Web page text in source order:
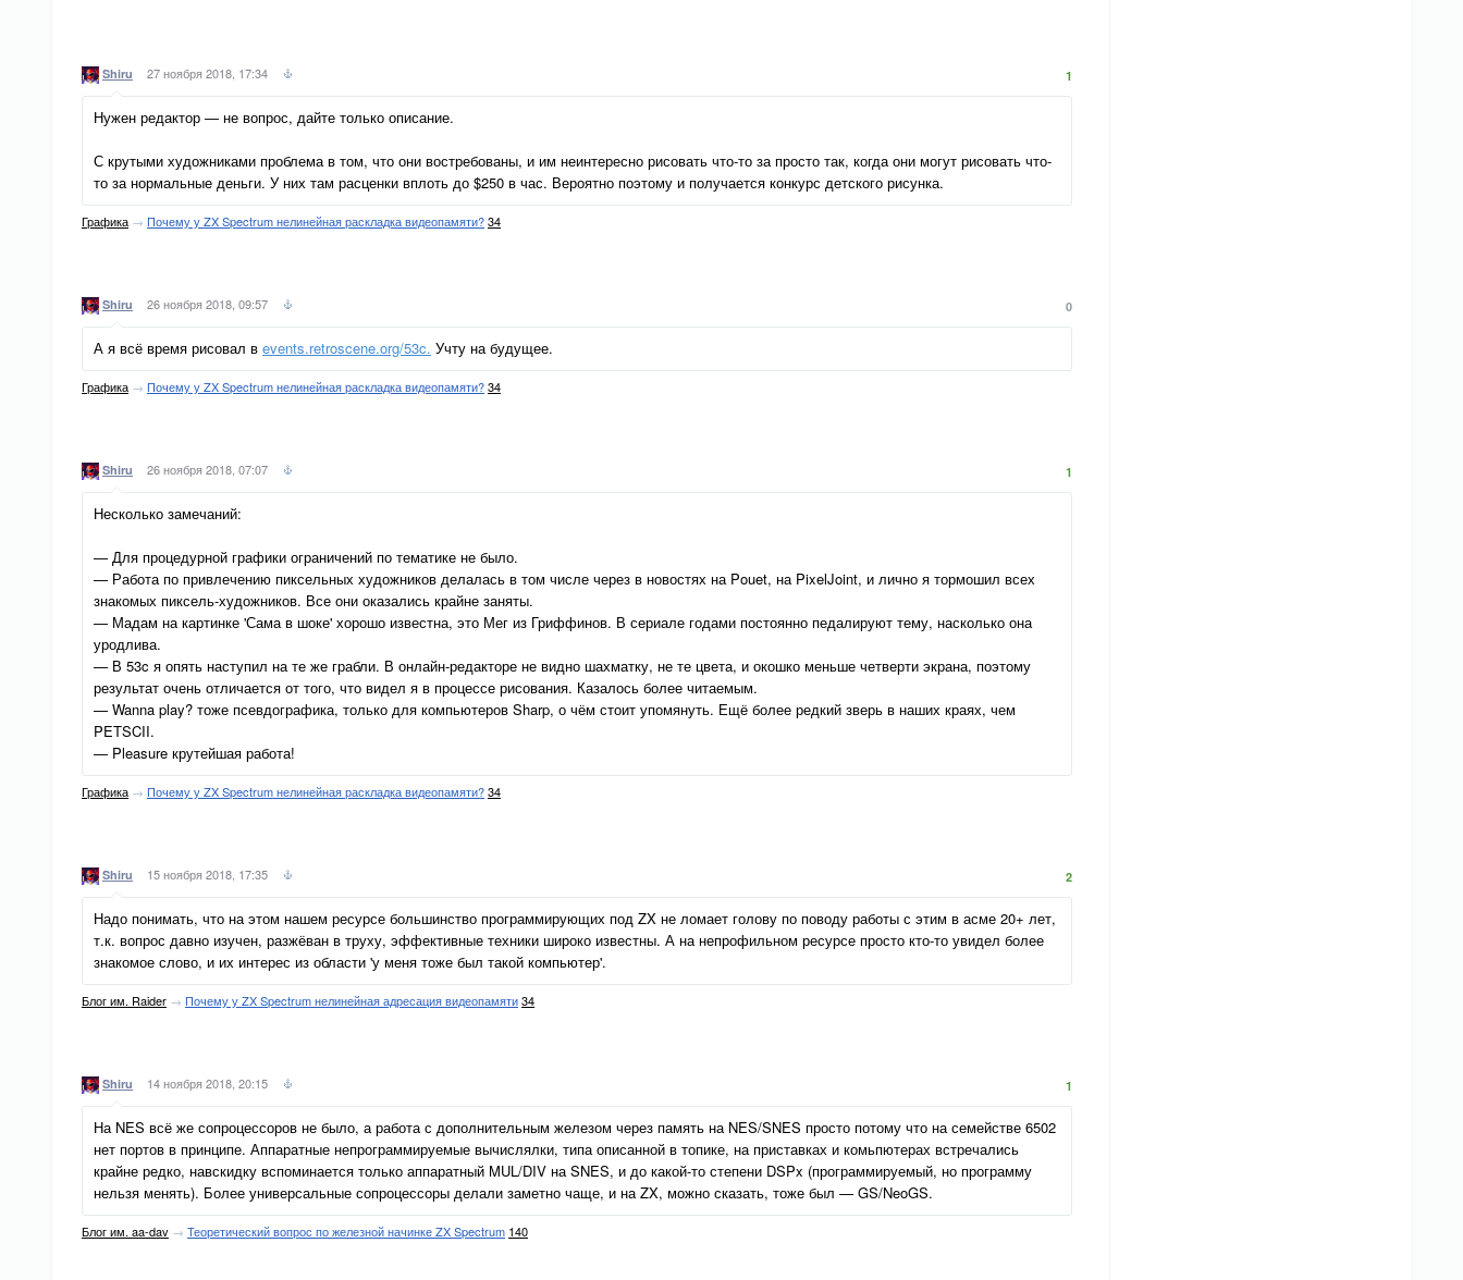
Shiru 27 ноября 2018, 17:34 1
Нужен редактор — не вопрос, дайте только описание.
С крутыми художниками проблема в том, что они востребованы, и им неинтересно рисовать что-то за просто так, когда они могут рисовать что-
то за нормальные деньги. У них там расценки вплоть до $250 в час. Вероятно поэтому и получается конкурс детского рисунка.
Графика → Почему у ZX Spectrum нелинейная раскладка видеопамяти?34
Shiru 26 ноября 2018, 09:57 0
А я всё время рисовал в events.retroscene.org/53c. Учту на будущее.
Графика → Почему у ZX Spectrum нелинейная раскладка видеопамяти?34
Shiru 26 ноября 2018, 07:07 1
Несколько замечаний:
— Для процедурной графики ограничений по тематике не было.
— Работа по привлечению пиксельных художников делалась в том числе через в новостях на Pouet, на PixelJoint, и лично я тормошил всех
знакомых пиксель-художников. Все они оказались крайне заняты.
— Мадам на картинке 'Сама в шоке' хорошо известна, это Мег из Гриффинов. В сериале годами постоянно педалируют тему, насколько она
уродлива.
— В 53c я опять наступил на те же грабли. В онлайн-редакторе не видно шахматку, не те цвета, и окошко меньше четверти экрана, поэтому
результат очень отличается от того, что видел я в процессе рисования. Казалось более читаемым.
— Wanna play? тоже псевдографика, только для компьютеров Sharp, о чём стоит упомянуть. Ещё более редкий зверь в наших краях, чем
PETSCII.
— Pleasure крутейшая работа!
Графика → Почему у ZX Spectrum нелинейная раскладка видеопамяти?34
Shiru 15 ноября 2018, 17:35 2
Надо понимать, что на этом нашем ресурсе большинство программирующих под ZX не ломает голову по поводу работы с этим в асме 20+ лет,
т.к. вопрос давно изучен, разжёван в труху, эффективные техники широко известны. А на непрофильном ресурсе просто кто-то увидел более
знакомое слово, и их интерес из области 'у меня тоже был такой компьютер'.
Блог им. Raider → Почему у ZX Spectrum нелинейная адресация видеопамяти34
Shiru 14 ноября 2018, 20:15 1
На NES всё же сопроцессоров не было, а работа с дополнительным железом через память на NES/SNES просто потому что на семействе 6502
нет портов в принципе. Аппаратные непрограммируемые вычислялки, типа описанной в топике, на приставках и комьпютерах встречались
крайне редко, навскидку вспоминается только аппаратный MUL/DIV на SNES, и до какой-то степени DSPx (программируемый, но программу
нельзя менять). Более универсальные сопроцессоры делали заметно чаще, и на ZX, можно сказать, тоже был — GS/NeoGS.
Блог им. aa-dav → Теоретический вопрос по железной начинке ZX Spectrum 140